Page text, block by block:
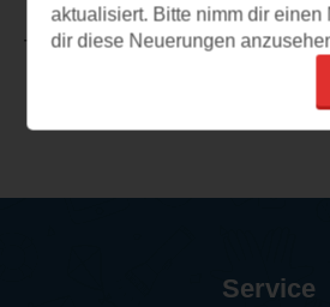
TEILEN
aktualisiert. Bitte nimm dir einen
dir diese Neuerungen
Service